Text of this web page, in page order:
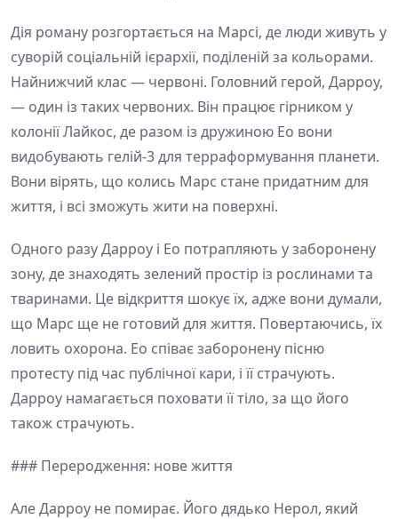
Дія роману розгортається на Марсі, де люди живуть у
суворій соціальній ієрархії, поділеній за кольорами.
Найнижчий клас — червоні. Головний герой, Дарроу,
— один із таких червоних. Він працює гірником у
колонії Лайкос, де разом із дружиною Ео вони
видобувають гелій-3 для терраформування планети.
Вони вірять, що колись Марс стане придатним для
життя, і всі зможуть жити на поверхні.
Одного разу Дарроу і Ео потрапляють у заборонену
зону, де знаходять зелений простір із рослинами та
тваринами. Це відкриття шокує їх, адже вони думали,
що Марс ще не готовий для життя. Повертаючись, їх
ловить охорона. Ео співає заборонену пісню
протесту під час публічної кари, і її страчують.
Дарроу намагається поховати її тіло, за що його
також страчують.
### Переродження: нове життя
Але Дарроу не помирає. Його дядько Нерол, який